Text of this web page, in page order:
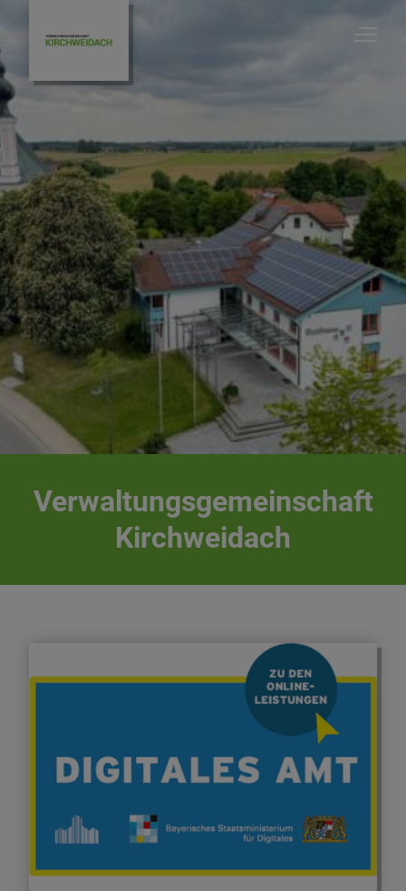
Verwaltungsgemeinschaft
Kirchweidach
Behördengänge können Sie auch online
erledigen.